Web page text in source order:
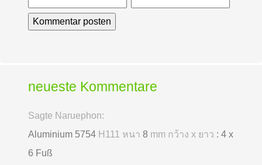
neueste Kommentare
Sagte Naruephon:
Aluminium 5754 H111 หนา 8 mm กว้าง x ยาว : 4 x
6 Fuß